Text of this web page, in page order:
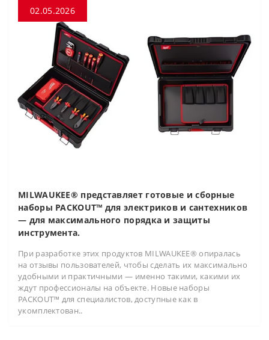
02.05.2026
MILWAUKEE® представляет готовые и сборные
наборы PACKOUT™ для электриков и сантехников
— для максимального порядка и защиты
инструмента.
При разработке этих продуктов MILWAUKEE® опиралась
на отзывы пользователей, чтобы сделать их максимально
удобными и практичными — именно такими, какими их
ждут профессионалы на объекте. Новые наборы
PACKOUT™ для специалистов, доступные как в
укомплектован..